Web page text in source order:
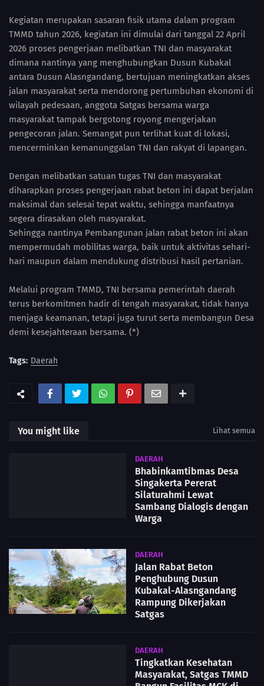
Kegiatan merupakan sasaran fisik utama dalam program
TMMD tahun 2026, kegiatan ini dimulai dari tanggal 22 April
2026 proses pengerjaan melibatkan TNI dan masyarakat
dimana nantinya yang menghubungkan Dusun Kubakal
antara Dusun Alasngandang, bertujuan meningkatkan akses
jalan masyarakat serta mendorong pertumbuhan ekonomi di
wilayah pedesaan, anggota Satgas bersama warga
masyarakat tampak bergotong royong mengerjakan
pengecoran jalan. Semangat pun terlihat kuat di lokasi,
mencerminkan kemanunggalan TNI dan rakyat di lapangan.
Dengan melibatkan satuan tugas TNI dan masyarakat
diharapkan proses pengerjaan rabat beton ini dapat berjalan
maksimal dan selesai tepat waktu, sehingga manfaatnya
segera dirasakan oleh masyarakat.
Sehingga nantinya Pembangunan jalan rabat beton ini akan
mempermudah mobilitas warga, baik untuk aktivitas sehari-
hari maupun dalam mendukung distribusi hasil pertanian.
Melalui program TMMD, TNI bersama pemerintah daerah
terus berkomitmen hadir di tengah masyarakat, tidak hanya
menjaga keamanan, tetapi juga turut serta membangun Desa
demi kesejahteraan bersama. (*)
Tags: Daerah
You might like Lihat semua
DAERAH
Bhabinkamtibmas Desa
Singakerta Pererat
Silaturahmi Lewat
Sambang Dialogis dengan
Warga
DAERAH
Jalan Rabat Beton
Penghubung Dusun
Kubakal-Alasngandang
Rampung Dikerjakan
Satgas
DAERAH
Tingkatkan Kesehatan
Masyarakat, Satgas TMMD